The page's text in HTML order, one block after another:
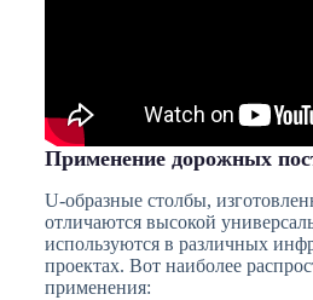
Применение дорожных
U-образные столбы,
отличаются высокой
используются в различных
проектах. Вот наиболее
применения: